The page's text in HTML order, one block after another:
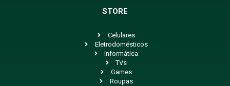
STORE
Celulares
Eletrodomésticos
Informática
TVs
Games
Roupas